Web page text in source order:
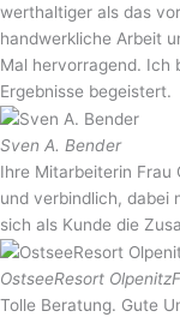
werthaltiger als das
handwerkliche Arbeit
Mal hervorragend. Ich
Ergebnisse begeistert.
Sven A. Bender
Ihre Mitarbeiterin Frau
und verbindlich, dabei
sich als Kunde die
OstseeResort Olpenitz
Tolle Beratung. Gute